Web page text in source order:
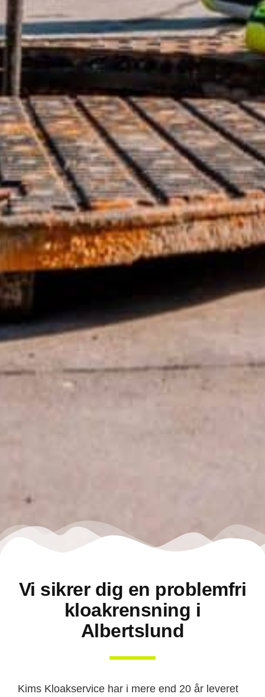
Vi sikrer dig en problemfri
kloakrensning i
Albertslund
Kims Kloakservice har i mere end 20 år leveret